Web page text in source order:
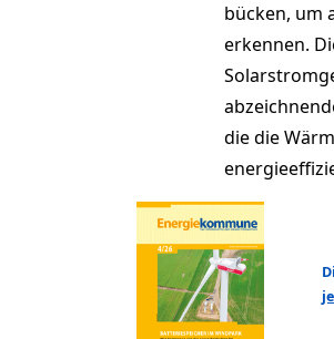
bücken, um
erkennen.
die die